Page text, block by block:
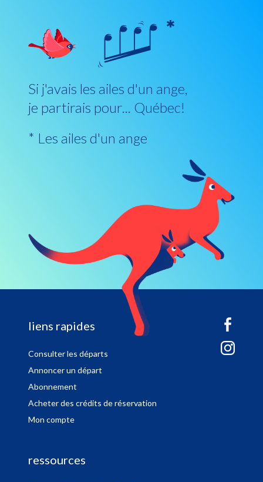
Si j'avais les ailes d'un ange,
je partirais pour... Québec!
* Les ailes d'un ange
sitemap
liens rapides
Consulter les départs
Annoncer un départ
Abonnement
Acheter des crédits de réservation
Mon compte
ressources